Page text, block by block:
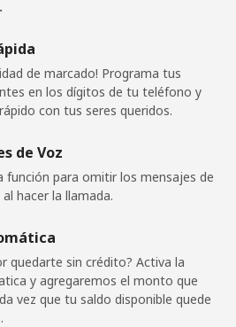
11 min por ⁦$5⁩ -
de marcado! Programa tus
en los dígitos de tu teléfono y
con tus seres queridos.
de Voz
función para omitir los mensajes de
hacer la llamada.
quedarte sin crédito? Activa la
y agregaremos el monto que
vez que tu saldo disponible quede